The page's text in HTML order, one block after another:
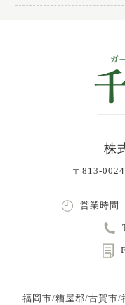
株
〒813-
営業時間
福岡市/糟屋郡/古賀市/